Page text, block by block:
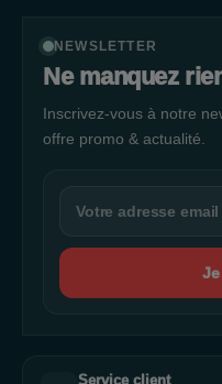
NEWSLETTER
Ne manquez
Inscrivez-vous à notre
offre promo & actualité.
Service client